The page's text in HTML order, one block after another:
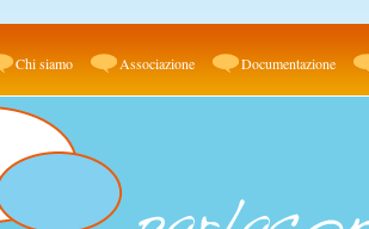
Chi siamo Associazione Documentazione